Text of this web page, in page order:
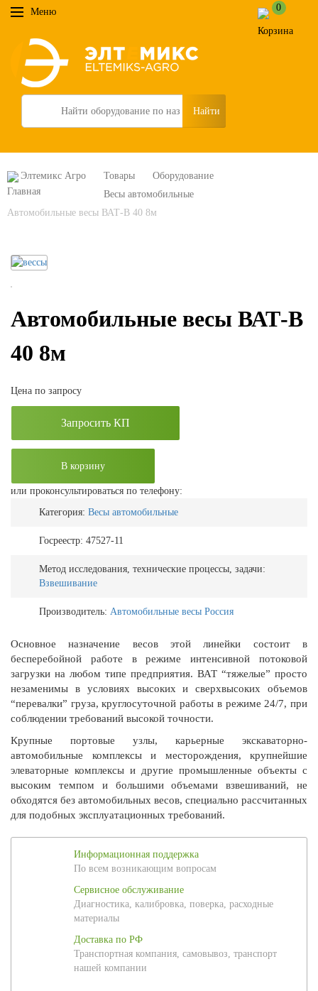
Меню 0
Search
Элтемикс Агро Товары
Оборудование
Весы автомобильные
Автомобильные весы ВАТ-В 40 8м
Автомобильные весы ВАТ-В
40 8м
Цена по запросу
Запросить КП
В корзину
или проконсультироваться по телефону:
Категория: Весы автомобильные
Госреестр: 47527-11
Метод исследования, технические процессы, задачи:
Взвешивание
Производитель: Автомобильные весы Россия
Основное назначение весов этой линейки состоит в
бесперебойной работе в режиме интенсивной потоковой
загрузки на любом типе предприятия. ВАТ “тяжелые” просто
незаменимы в условиях высоких и сверхвысоких объемов
“перевалки” груза, круглосуточной работы в режиме 24/7, при
соблюдении требований высокой точности.
Крупные портовые узлы, карьерные экскаваторно-
автомобильные комплексы и месторождения, крупнейшие
элеваторные комплексы и другие промышленные объекты с
высоким темпом и большими объемами взвешиваний, не
обходятся без автомобильных весов, специально рассчитанных
для подобных эксплуатационных требований.
Информационная поддержка
По всем возникающим вопросам
Сервисное обслуживание
Диагностика, калибровка, поверка, расходные
материалы
Доставка по РФ
Транспортная компания, самовывоз, транспорт
нашей компании